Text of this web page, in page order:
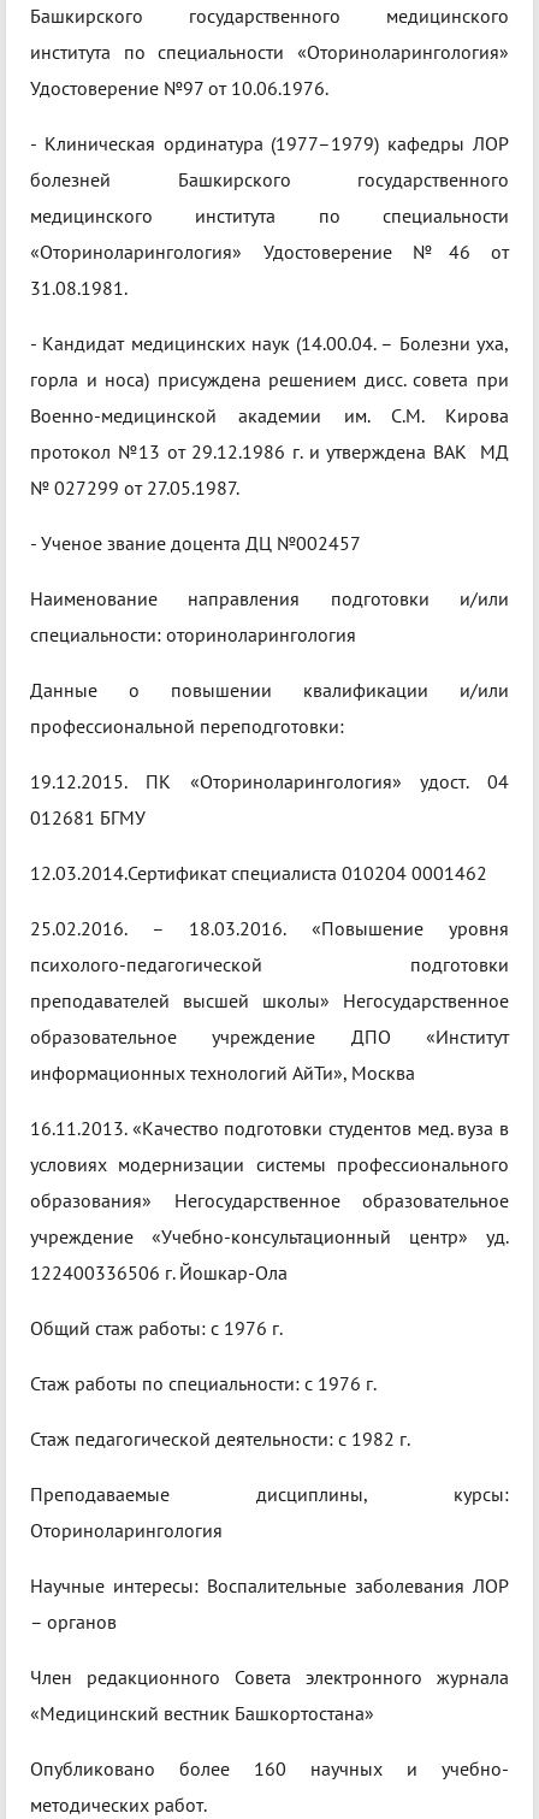
Башкирского государственного медицинского
института по специальности «Оториноларингология»
Удостоверение №97 от 10.06.1976.
- Клиническая ординатура (1977–1979) кафедры ЛОР
болезней Башкирского государственного
медицинского института по специальности
«Оториноларингология» Удостоверение №46 от
31.08.1981.
- Кандидат медицинских наук (14.00.04. – Болезни уха,
горла и носа) присуждена решением дисс. совета при
Военно-медицинской академии им. С.М. Кирова
протокол №13 от 29.12.1986 г. и утверждена ВАК МД
№ 027299 от 27.05.1987.
- Ученое звание доцента ДЦ №002457
Наименование направления подготовки и/или
специальности: оториноларингология
Данные о повышении квалификации и/или
профессиональной переподготовки:
19.12.2015. ПК «Оториноларингология» удост. 04
012681 БГМУ
12.03.2014.Сертификат специалиста 010204 0001462
25.02.2016. – 18.03.2016. «Повышение уровня
психолого-педагогической подготовки
преподавателей высшей школы» Негосударственное
образовательное учреждение ДПО «Институт
информационных технологий АйТи», Москва
16.11.2013. «Качество подготовки студентов мед. вуза в
условиях модернизации системы профессионального
образования» Негосударственное образовательное
учреждение «Учебно-консультационный центр» уд.
122400336506 г. Йошкар-Ола
Общий стаж работы: с 1976 г.
Стаж работы по специальности: с 1976 г.
Стаж педагогической деятельности: с 1982 г.
Преподаваемые дисциплины, курсы:
Оториноларингология
Научные интересы: Воспалительные заболевания ЛОР
– органов
Член редакционного Совета электронного журнала
«Медицинский вестник Башкортостана»
Опубликовано более 160 научных и учебно-
методических работ.